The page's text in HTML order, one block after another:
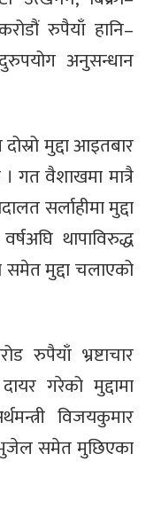
रुपैयाँ हानि–
अनुसन्धान
मुद्दा आइतबार
गत वैशाखमा मात्रै
सर्लाहीमा मुद्दा
थापाविरुद्ध
समेत मुद्दा चलाएको
रुपैयाँ भ्रष्टाचार
गरेको मुद्दामा
विजयकुमार
समेत मुछिएका